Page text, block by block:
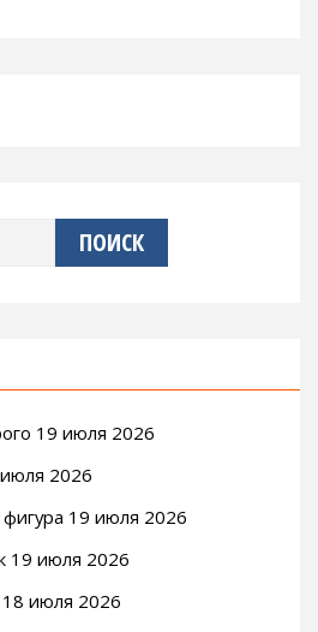
19 июля 2026
2026
19 июля 2026
19 июля 2026
июля 2026